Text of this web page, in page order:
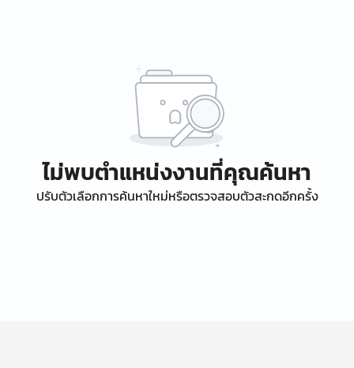
ไม่พบตำแหน่งงานที่คุณค้นหา
ปรับตัวเลือกการค้นหาใหม่หรือตรวจสอบตัวสะกดอีกครั้ง